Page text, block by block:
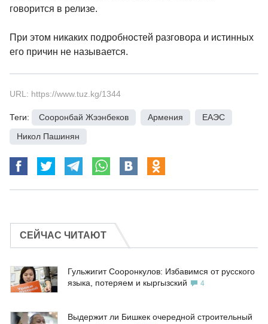
говорится в релизе.
При этом никаких подробностей разговора и истинных
его причин не называется.
URL: https://www.tuz.kg/1344
Теги: Сооронбай Жээнбеков Армения ЕАЭС
Никол Пашинян
СЕЙЧАС ЧИТАЮТ
Гульжигит Сооронкулов: Избавимся от русского
языка, потеряем и кыргызский
4
Выдержит ли Бишкек очередной строительный